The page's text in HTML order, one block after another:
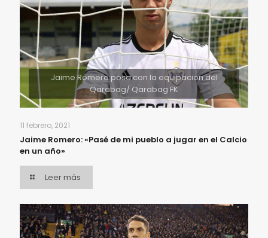
Jaime Romero posa con la equipacion del
Qarabag/ Qarabag FK
11 febrero, 2021
Jaime Romero: «Pasé de mi pueblo a jugar en el Calcio
en un año»
Leer más